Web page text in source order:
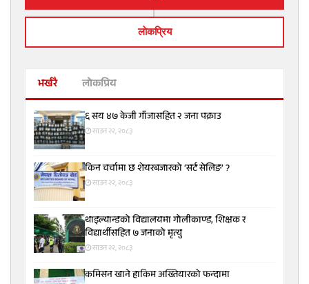
लाेकप्रिय
भर्खरै लोकप्रिय
६ सय ४७ केजी गाँजासहित २ जना पक्राउ
साउन २२, २०८३
किन चर्चामा छ शेयरबजारको ‘सर्ट सेलिङ’ ?
साउन २२, २०८३
थाइल्यान्डको विद्यालयमा गोलीकाण्ड, शिक्षक र
विद्यार्थीसहित ७ जनाको मृत्यु
साउन २२, २०८३
कमिसन खाने हाकिम अख्तियारको फन्दामा